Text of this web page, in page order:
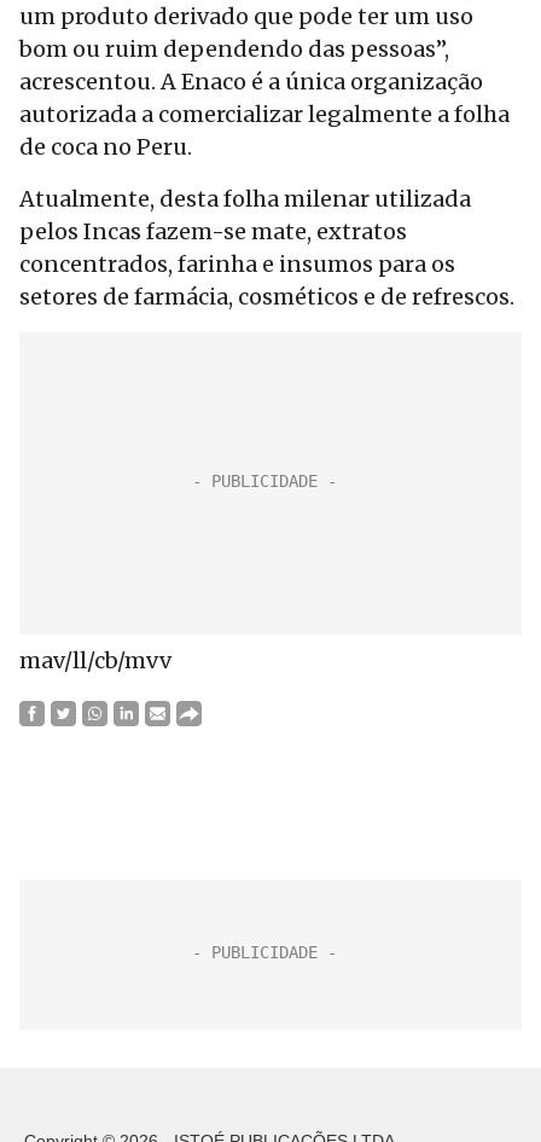
um produto derivado que pode ter um uso
bom ou ruim dependendo das pessoas”,
acrescentou. A Enaco é a única organização
autorizada a comercializar legalmente a folha
de coca no Peru.
Atualmente, desta folha milenar utilizada
pelos Incas fazem-se mate, extratos
concentrados, farinha e insumos para os
setores de farmácia, cosméticos e de refrescos.
mav/ll/cb/mvv